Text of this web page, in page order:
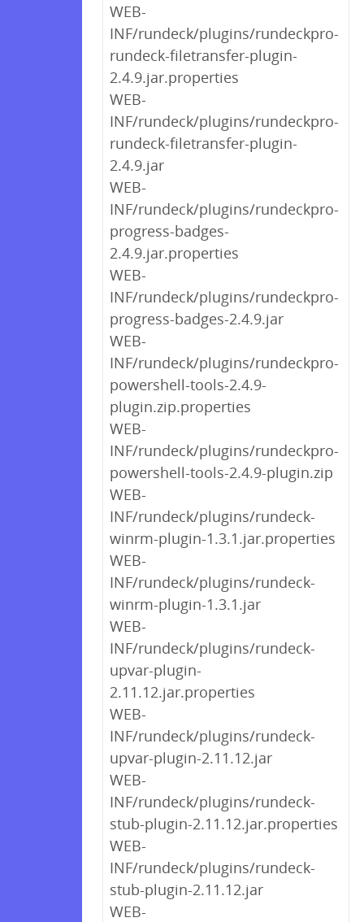
WEB-
INF/rundeck/plugins/rundeckpro-
rundeck-filetransfer-plugin-
2.4.9.jar.properties
WEB-
INF/rundeck/plugins/rundeckpro-
rundeck-filetransfer-plugin-
2.4.9.jar
WEB-
INF/rundeck/plugins/rundeckpro-
progress-badges-
2.4.9.jar.properties
WEB-
INF/rundeck/plugins/rundeckpro-
progress-badges-2.4.9.jar
WEB-
INF/rundeck/plugins/rundeckpro-
powershell-tools-2.4.9-
plugin.zip.properties
WEB-
INF/rundeck/plugins/rundeckpro-
powershell-tools-2.4.9-plugin.zip
WEB-
INF/rundeck/plugins/rundeck-
winrm-plugin-1.3.1.jar.properties
WEB-
INF/rundeck/plugins/rundeck-
winrm-plugin-1.3.1.jar
WEB-
INF/rundeck/plugins/rundeck-
upvar-plugin-
2.11.12.jar.properties
WEB-
INF/rundeck/plugins/rundeck-
upvar-plugin-2.11.12.jar
WEB-
INF/rundeck/plugins/rundeck-
stub-plugin-2.11.12.jar.properties
WEB-
INF/rundeck/plugins/rundeck-
stub-plugin-2.11.12.jar
WEB-